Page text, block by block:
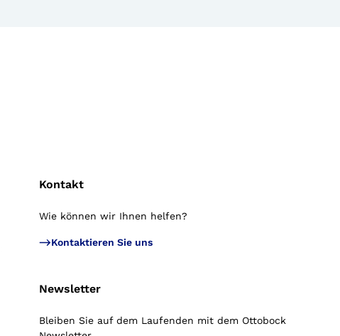
Kontakt
Wie können wir Ihnen helfen?
Kontaktieren Sie uns
Newsletter
Bleiben Sie auf dem Laufenden mit dem Ottobock